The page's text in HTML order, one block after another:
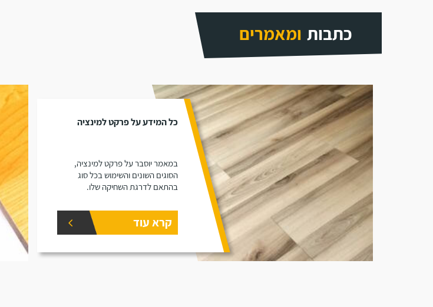
כתבות ומאמרים
כל המידע על פרקט למינציה
במאמר יוסבר על פרקט למינציה,
הסוגים השונים והשימוש בכל סוג
בהתאם לדרגת השחיקה שלו.
קרא עוד